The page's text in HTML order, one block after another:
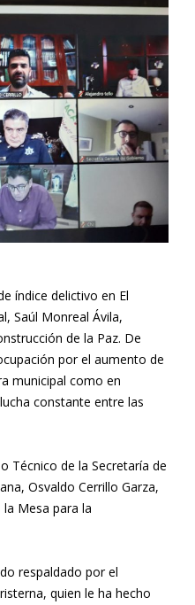
índice delictivo en El
Saúl Monreal Ávila,
de la Paz. De
por el aumento de
municipal como en
constante entre las
Técnico de la Secretaría de
Osvaldo Cerrillo Garza,
Mesa para la
respaldado por el
quien le ha hecho